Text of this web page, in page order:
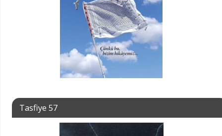
Tasfiye 57